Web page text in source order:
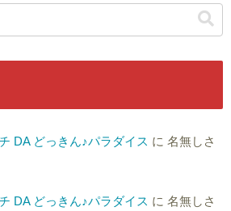
DA どっきん♪パラダイス に 名無しさ
DA どっきん♪パラダイス に 名無しさ